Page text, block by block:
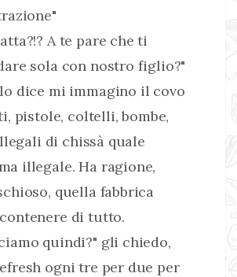
A te pare che ti
sola con nostro figlio?"
dice mi immagino il covo
pistole, coltelli, bombe,
di chissà quale
illegale. Ha ragione,
quella fabbrica
di tutto.
quindi?" gli chiedo,
ogni tre per due per